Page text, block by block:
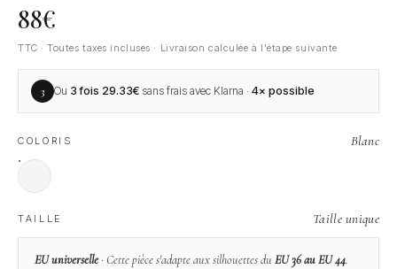
88€
TTC · Toutes taxes incluses · Livraison calculée à l'étape suivante
3 Ou 3 fois 29.33€ sans frais avec Klarna · 4× possible
COLORIS Blanc
TAILLE Taille unique
EU universelle· Cette pièce s'adapte aux silhouettes du EU 36 au EU 44.